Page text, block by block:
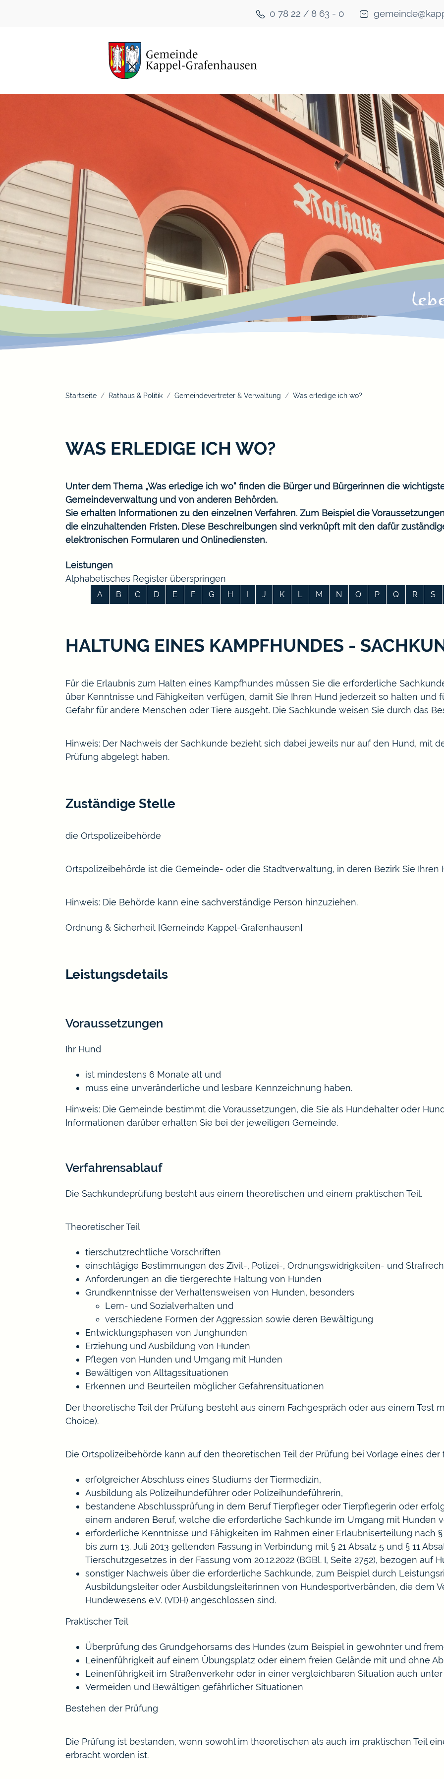
0 78 22 / 8 63 - 0
Startseite Rathaus & Politik Gemeindevertreter & Verwaltung Was erledige ich wo?
WAS ERLEDIGE ICH WO?
Unter dem Thema „Was erledige ich wo“ finden die Bürger und Bürgerinnen die
Gemeindeverwaltung und von anderen Behörden.
Sie erhalten Informationen zu den einzelnen Verfahren. Zum Beispiel die
die einzuhaltenden Fristen. Diese Beschreibungen sind verknüpft mit den dafür
elektronischen Formularen und Onlinediensten.
Leistungen
Alphabetisches Register überspringen
A B C D E F G H I J K L M N O P Q R S
HALTUNG EINES KAMPFHUNDES -
Für die Erlaubnis zum Halten eines Kampfhundes müssen Sie die erforderliche
über Kenntnisse und Fähigkeiten verfügen, damit Sie Ihren Hund jederzeit so halten und
Gefahr für andere Menschen oder Tiere ausgeht. Die Sachkunde weisen Sie durch das
Hinweis: Der Nachweis der Sachkunde bezieht sich dabei jeweils nur auf den Hund, mit
Prüfung abgelegt haben.
Zuständige Stelle
die Ortspolizeibehörde
Ortspolizeibehörde ist die Gemeinde- oder die Stadtverwaltung, in deren Bezirk Sie Ihren
Hinweis: Die Behörde kann eine sachverständige Person hinzuziehen.
Ordnung & Sicherheit [Gemeinde Kappel-Grafenhausen]
Leistungsdetails
Voraussetzungen
Ihr Hund
ist mindestens 6 Monate alt und
muss eine unveränderliche und lesbare Kennzeichnung haben.
Hinweis: Die Gemeinde bestimmt die Voraussetzungen, die Sie als Hundehalter oder
Informationen darüber erhalten Sie bei der jeweiligen Gemeinde.
Verfahrensablauf
Die Sachkundeprüfung besteht aus einem theoretischen und einem praktischen Teil.
Theoretischer Teil
tierschutzrechtliche Vorschriften
einschlägige Bestimmungen des Zivil-, Polizei-, Ordnungswidrigkeiten- und
Anforderungen an die tiergerechte Haltung von Hunden
Grundkenntnisse der Verhaltensweisen von Hunden, besonders
Lern- und Sozialverhalten und
verschiedene Formen der Aggression sowie deren Bewältigung
Entwicklungsphasen von Junghunden
Erziehung und Ausbildung von Hunden
Pflegen von Hunden und Umgang mit Hunden
Bewältigen von Alltagssituationen
Erkennen und Beurteilen möglicher Gefahrensituationen
Der theoretische Teil der Prüfung besteht aus einem Fachgespräch oder aus einem Test
Choice).
Die Ortspolizeibehörde kann auf den theoretischen Teil der Prüfung bei Vorlage eines
erfolgreicher Abschluss eines Studiums der Tiermedizin,
Ausbildung als Polizeihundeführer oder Polizeihundeführerin,
bestandene Abschlussprüfung in dem Beruf Tierpfleger oder Tierpflegerin oder
einem anderen Beruf, welche die erforderliche Sachkunde im Umgang mit Hunden
erforderliche Kenntnisse und Fähigkeiten im Rahmen einer Erlaubniserteilung nach
bis zum 13. Juli 2013 geltenden Fassung in Verbindung mit § 21 Absatz 5 und § 11
Tierschutzgesetzes in der Fassung vom 20.12.2022 (BGBl. I, Seite 2752), bezogen auf
sonstiger Nachweis über die erforderliche Sachkunde, zum Beispiel durch L
Ausbildungsleiter oder Ausbildungsleiterinnen von Hundesportverbänden, die dem
Hundewesens e.V. (VDH) angeschlossen sind.
Praktischer Teil
Überprüfung des Grundgehorsams des Hundes (zum Beispiel in gewohnter und
Leinenführigkeit auf einem Übungsplatz oder einem freien Gelände mit und ohne
Leinenführigkeit im Straßenverkehr oder in einer vergleichbaren Situation auch
Vermeiden und Bewältigen gefährlicher Situationen
Bestehen der Prüfung
Die Prüfung ist bestanden, wenn sowohl im theoretischen als auch im praktischen Teil
erbracht worden ist.